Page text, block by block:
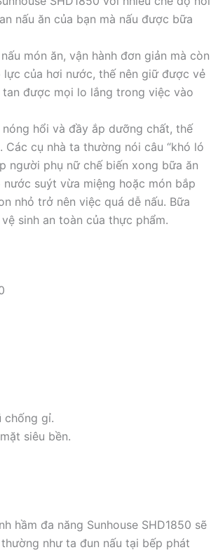
nấu ăn của bạn mà nấu được bữa
món ăn, vận hành đơn giản mà còn
của hơi nước, thế nên giữ được vẻ
được mọi lo lắng trong việc vào
hổi và đầy ắp dưỡng chất, thế
cụ nhà ta thường nói câu “khó ló
người phụ nữ chế biến xong bữa ăn
suýt vừa miệng hoặc món bắp
nhỏ trở nên việc quá dễ nấu. Bữa
sinh an toàn của thực phẩm.
chống gỉ.
siêu bền.
hầm đa năng Sunhouse SHD1850 sẽ
như ta đun nấu tại bếp phát